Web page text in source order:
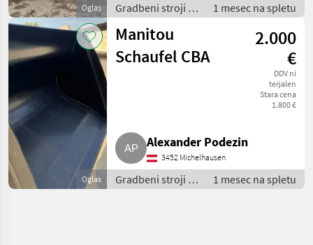
Oglas
Gradbeni stroji /
Teleskopski
nakladalniki
1 mesec na spletu
Oglas
Manitou
Schaufel CBA
2.000
€
DDV ni
terjalen
Stara cena
1.800 €
Alexander Podezin
3452 Michelhausen
Gradbeni stroji /
Teleskopski
1 mesec na spletu